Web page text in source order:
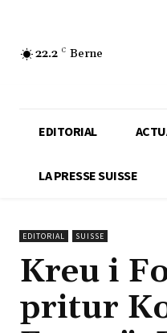
22.2 C Berne
EDITORIAL
LA PRESSE SUISSE
EDITORIAL SUISSE
Kreu i
pritur